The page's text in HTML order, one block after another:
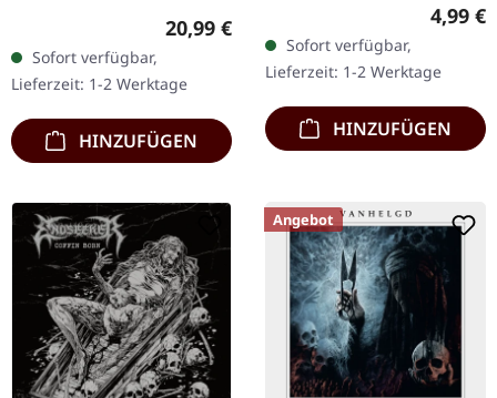
Records. Picture-Vinyl im
Gatefold-Cover. Limitiert
auf 400 hand-
nummerierte Exemplare.
Die…
Regulärer Preis:
20,99 €
Sofort verfügbar,
Lieferzeit: 1-2 Werktage
HINZUFÜGEN
4,99 €
Sofort verfügbar,
Lieferzeit: 1-2 Werktage
HINZUFÜGEN
Angebot